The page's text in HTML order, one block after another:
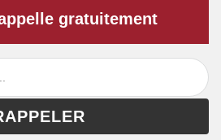
gratuitement